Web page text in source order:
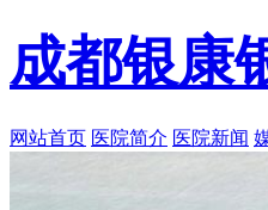
成都银康
网站首页 医院简介 医院新闻